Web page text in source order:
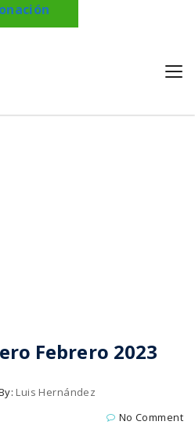
Febrero 2023
Luis Hernández
No Comment